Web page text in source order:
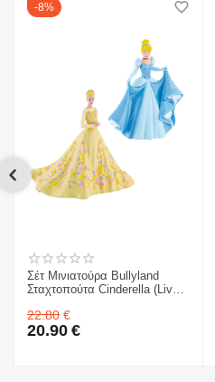
8%
Σέτ Μινιατούρα Bullyland
Σταχτοπούτα Cinderella (Live
Cinderella
22.80 €
20.90 €